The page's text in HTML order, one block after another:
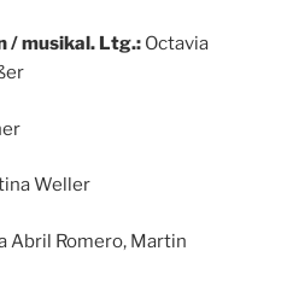
/ musikal. Ltg.: Octavia
Weller
Abril Romero, Martin